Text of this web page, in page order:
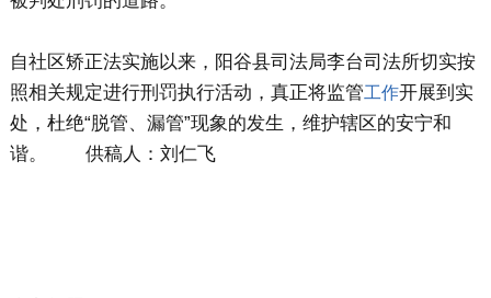
自社区矫正法实施以来，阳谷县司法局李台司法所切实按
照相关规定进行刑罚执行活动，真正将监管工作开展到实
处，杜绝“脱管、漏管”现象的发生，维护辖区的安宁和
谐。 供稿人：刘仁飞